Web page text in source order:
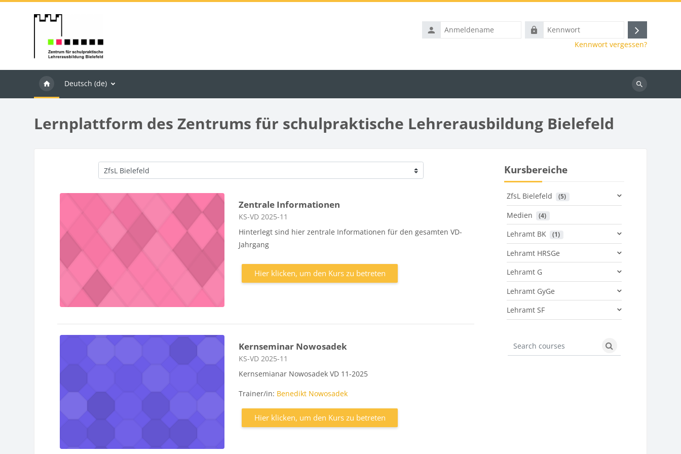
Anmeldename
Kennwort
Anmelden
Kennwort vergessen?
Deutsch ‎(de)‎
Kurse
Lernplattform des Zentrums für schulpraktische Lehrerausbildung Bielefeld
Kursbereiche
Zentrale Informationen
Kursbereich
KS-VD 2025-11
Hinterlegt sind hier zentrale Informationen für den gesamten VD-
Jahrgang
Hier klicken, um den Kurs zu betreten
Kernseminar Nowosadek
Kursbereich
KS-VD 2025-11
Kernsemianar Nowosadek VD 11-2025
Trainer/in: Benedikt Nowosadek
Hier klicken, um den Kurs zu betreten
Kursbereiche
ZfsL Bielefeld (5)
Medien (4)
Lehramt BK (1)
Lehramt HRSGe
Lehramt G
Lehramt GyGe
Lehramt SF
Search courses
Search courses